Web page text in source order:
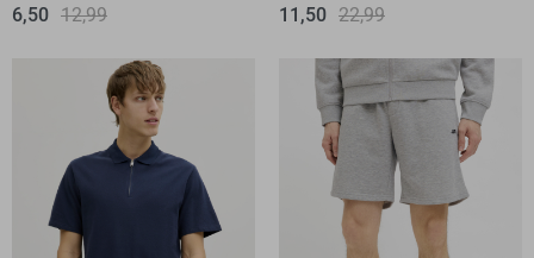
6,50 12,99
11,50 22,99